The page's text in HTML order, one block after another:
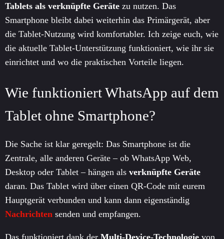
Tablets als verknüpfte Geräte zu nutzen. Das
Smartphone bleibt dabei weiterhin das Primärgerät, aber
die Tablet-Nutzung wird komfortabler. Ich zeige euch, wie
die aktuelle Tablet-Unterstützung funktioniert, wie ihr sie
einrichtet und wo die praktischen Vorteile liegen.
Wie funktioniert WhatsApp auf dem
Tablet ohne Smartphone?
Die Sache ist klar geregelt: Das Smartphone ist die
Zentrale, alle anderen Geräte – ob WhatsApp Web,
Desktop oder Tablet – hängen als verknüpfte Geräte
daran. Das Tablet wird über einen QR-Code mit eurem
Hauptgerät verbunden und kann dann eigenständig
Nachrichten senden und empfangen.